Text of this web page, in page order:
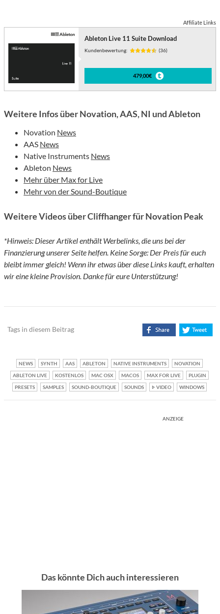
Affiliate Links
Ableton Live 11 Suite Download
Kundenbewertung: (36)
479,00€
Weitere Infos über Novation, AAS, NI und Ableton
Novation News
AAS News
Native Instruments News
Ableton News
Mehr über Max for Live
Mehr von der Sound-Boutique
Weitere Videos über Cliffhanger für Novation Peak
*Hinweis: Dieser Artikel enthält Werbelinks, die uns bei der
Finanzierung unserer Seite helfen. Keine Sorge: Der Preis für euch
bleibt immer gleich! Wenn ihr etwas über diese Links kauft, erhalten
wir eine kleine Provision. Danke für eure Unterstützung!
Tags in diesem Beitrag
NEWS SYNTH AAS ABLETON NATIVE INSTRUMENTS
NOVATION
ABLETON LIVE
KOSTENLOS MAC OSX MACOS MAX FOR LIVE
PLUGIN
PRESETS
SAMPLES SOUND-BOUTIQUE SOUNDS VIDEO WINDOWS
ANZEIGE
Das könnte Dich auch interessieren